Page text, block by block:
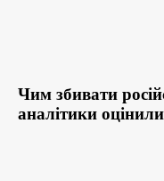
Чим збивати
аналітики